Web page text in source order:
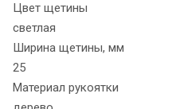
Цвет щетины
светлая
Ширина щетины, мм
25
Материал рукоятки